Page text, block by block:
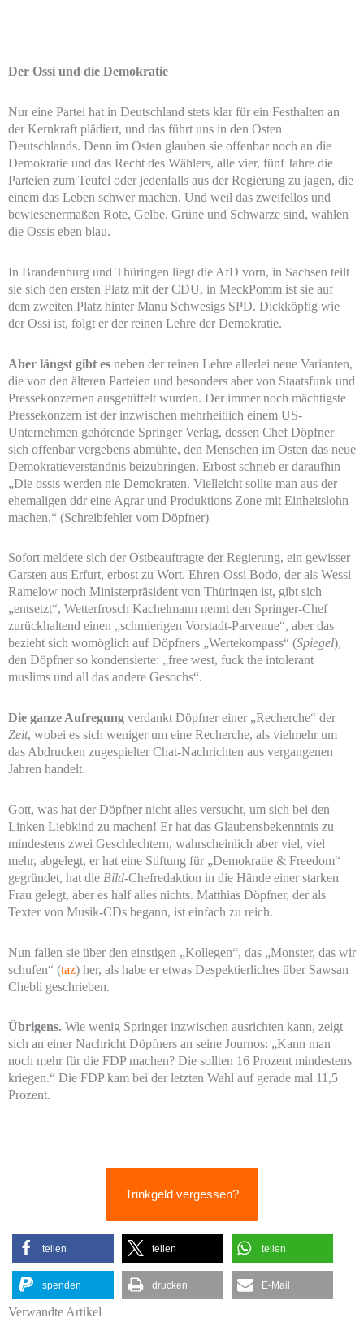
Der Ossi und die Demokratie
Nur eine Partei hat in Deutschland stets klar für ein Festhalten an
der Kernkraft plädiert, und das führt uns in den Osten
Deutschlands. Denn im Osten glauben sie offenbar noch an die
Demokratie und das Recht des Wählers, alle vier, fünf Jahre die
Parteien zum Teufel oder jedenfalls aus der Regierung zu jagen, die
einem das Leben schwer machen. Und weil das zweifellos und
bewiesenermaßen Rote, Gelbe, Grüne und Schwarze sind, wählen
die Ossis eben blau.
In Brandenburg und Thüringen liegt die AfD vorn, in Sachsen teilt
sie sich den ersten Platz mit der CDU, in MeckPomm ist sie auf
dem zweiten Platz hinter Manu Schwesigs SPD. Dickköpfig wie
der Ossi ist, folgt er der reinen Lehre der Demokratie.
Aber längst gibt es neben der reinen Lehre allerlei neue Varianten,
die von den älteren Parteien und besonders aber von Staatsfunk und
Pressekonzernen ausgetüftelt wurden. Der immer noch mächtigste
Pressekonzern ist der inzwischen mehrheitlich einem US-
Unternehmen gehörende Springer Verlag, dessen Chef Döpfner
sich offenbar vergebens abmühte, den Menschen im Osten das neue
Demokratieverständnis beizubringen. Erbost schrieb er daraufhin
„Die ossis werden nie Demokraten. Vielleicht sollte man aus der
ehemaligen ddr eine Agrar und Produktions Zone mit Einheitslohn
machen.“ (Schreibfehler vom Döpfner)
Sofort meldete sich der Ostbeauftragte der Regierung, ein gewisser
Carsten aus Erfurt, erbost zu Wort. Ehren-Ossi Bodo, der als Wessi
Ramelow noch Ministerpräsident von Thüringen ist, gibt sich
„entsetzt“, Wetterfrosch Kachelmann nennt den Springer-Chef
zurückhaltend einen „schmierigen Vorstadt-Parvenue“, aber das
bezieht sich womöglich auf Döpfners „Wertekompass“ (Spiegel),
den Döpfner so kondensierte: „free west, fuck the intolerant
muslims und all das andere Gesochs“.
Die ganze Aufregung verdankt Döpfner einer „Recherche“ der
Zeit, wobei es sich weniger um eine Recherche, als vielmehr um
das Abdrucken zugespielter Chat-Nachrichten aus vergangenen
Jahren handelt.
Gott, was hat der Döpfner nicht alles versucht, um sich bei den
Linken Liebkind zu machen! Er hat das Glaubensbekenntnis zu
mindestens zwei Geschlechtern, wahrscheinlich aber viel, viel
mehr, abgelegt, er hat eine Stiftung für „Demokratie & Freedom“
gegründet, hat die Bild-Chefredaktion in die Hände einer starken
Frau gelegt, aber es half alles nichts. Matthias Döpfner, der als
Texter von Musik-CDs begann, ist einfach zu reich.
Nun fallen sie über den einstigen „Kollegen“, das „Monster, das wir
schufen“ (taz) her, als habe er etwas Despektierliches über Sawsan
Chebli geschrieben.
Übrigens. Wie wenig Springer inzwischen ausrichten kann, zeigt
sich an einer Nachricht Döpfners an seine Journos: „Kann man
noch mehr für die FDP machen? Die sollten 16 Prozent mindestens
kriegen.“ Die FDP kam bei der letzten Wahl auf gerade mal 11,5
Prozent.
Trinkgeld vergessen?
teilen teilen teilen
spenden drucken E-Mail
Verwandte Artikel